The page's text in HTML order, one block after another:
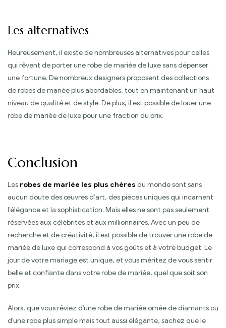
Les alternatives
Heureusement, il existe de nombreuses alternatives pour celles
qui rêvent de porter une robe de mariée de luxe sans dépenser
une fortune. De nombreux designers proposent des collections
de robes de mariée plus abordables, tout en maintenant un haut
niveau de qualité et de style. De plus, il est possible de louer une
robe de mariée de luxe pour une fraction du prix.
Conclusion
Les robes de mariée les plus chères du monde sont sans
aucun doute des œuvres d’art, des pièces uniques qui incarnent
l’élégance et la sophistication. Mais elles ne sont pas seulement
réservées aux célébrités et aux millionnaires. Avec un peu de
recherche et de créativité, il est possible de trouver une robe de
mariée de luxe qui correspond à vos goûts et à votre budget. Le
jour de votre mariage est unique, et vous méritez de vous sentir
belle et confiante dans votre robe de mariée, quel que soit son
prix.
Alors, que vous rêviez d’une robe de mariée ornée de diamants ou
d’une robe plus simple mais tout aussi élégante, sachez que le